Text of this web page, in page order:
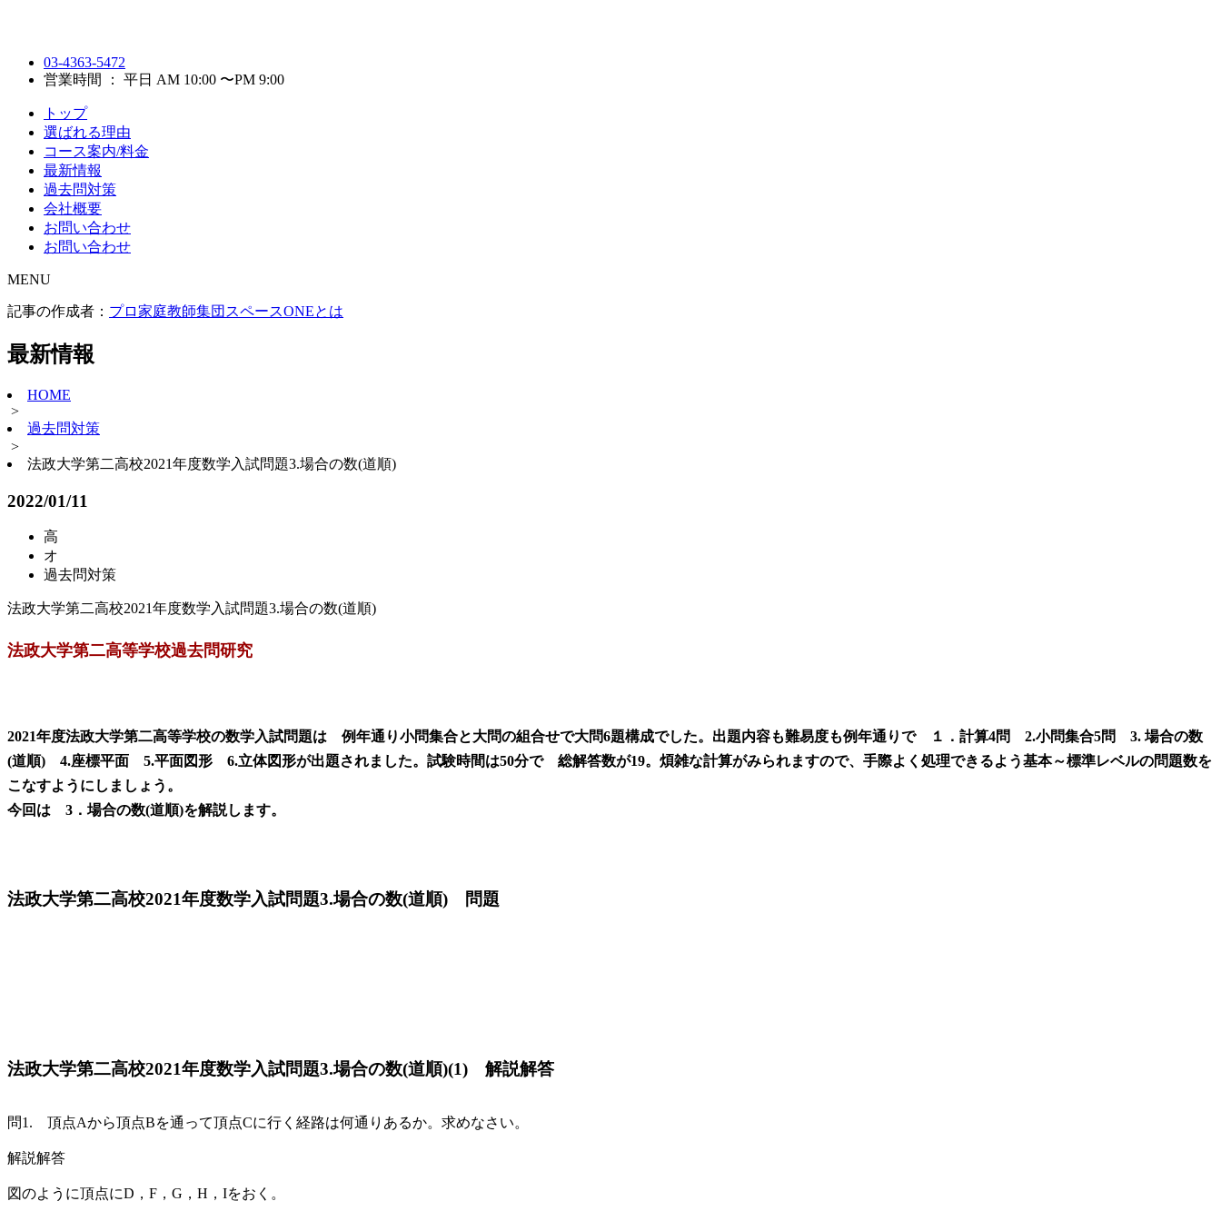
03-4363-5472
営業時間 ： 平日 AM 10:00 〜PM 9:00
トップ
選ばれる理由
コース案内/料金
最新情報
過去問対策
会社概要
お問い合わせ
お問い合わせ
MENU
記事の作成者： プロ家庭教師集団スペースONEとは
最新情報
HOME
>
過去問対策
>
法政大学第二高校2021年度数学入試問題3.場合の数(道順)
2022/01/11
高
オ
過去問対策
法政大学第二高校2021年度数学入試問題3.場合の数(道順)
法政大学第二高等学校過去問研究
2021年度法政大学第二高等学校の数学入試問題は 例年通り小問集合と大問の組合せで大問6題構成でした。出題内容も難易度も例年通りで １．計算4問 2.小問集合5問 3. 場合の数
(道順) 4.座標平面 5.平面図形 6.立体図形が出題されました。試験時間は50分で 総解答数が19。煩雑な計算がみられますので、手際よく処理できるよう基本～標準レベルの問題数を
こなすようにしましょう。
今回は 3．場合の数(道順)を解説します。
法政大学第二高校2021年度数学入試問題3.場合の数(道順) 問題
法政大学第二高校2021年度数学入試問題3.場合の数(道順)(1) 解説解答
問1. 頂点Aから頂点Bを通って頂点Cに行く経路は何通りあるか。求めなさい。
解説解答
図のように頂点にD，F，G，H，Iをおく。